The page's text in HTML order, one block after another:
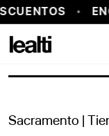
PROBADOR
Sacramento |